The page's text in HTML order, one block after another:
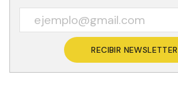
RECIBIR NEWSLETTER